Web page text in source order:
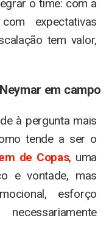
o time: com a
expectativas
tem valor,
em campo
à pergunta mais
tende a ser o
de Copas, uma
e vontade, mas
esforço